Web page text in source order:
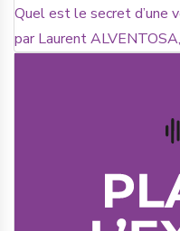
Quel est le secret d’une
par Laurent